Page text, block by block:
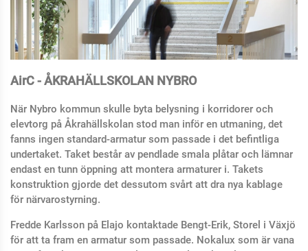
AirC - ÅKRAHÄLLSKOLAN NYBRO
När Nybro kommun skulle byta belysning i korridorer och
elevtorg på Åkrahällskolan stod man inför en utmaning, det
fanns ingen standard-armatur som passade i det befintliga
undertaket. Taket består av pendlade smala plåtar och lämnar
endast en tunn öppning att montera armaturer i. Takets
konstruktion gjorde det dessutom svårt att dra nya kablage
för närvarostyrning.
Fredde Karlsson på Elajo kontaktade Bengt-Erik, Storel i Växjö
för att ta fram en armatur som passade. Nokalux som är vana